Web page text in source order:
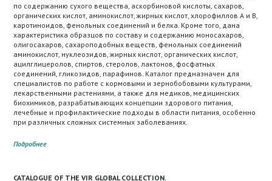
по содержанию сухого вещества, аскорбиновой кислоты, сахаров,
органических кислот, аминокислот, жирных кислот, хлорофиллов А и В,
каротиноидов, фенольных соединений и белка. Кроме того, дана
характеристика образцов по составу и содержанию моносахаров,
олигосахаров, сахароподобных веществ, фенольных соединений
аминокислот, нуклеозидов, жирных кислот, органических кислот,
ацилглицеролов, спиртов, стеролов, лактонов, фосфатных
соединений, гликозидов, парафинов. Каталог предназначен для
специалистов по работе с кормовыми и зернобобовыми культурами,
лекарственными растениями, а также для медиков, медицинских
биохимиков, разрабатывающих концепции здорового питания,
лечебные и профилактические подходы в области питания, особенно
при различных сложных системных заболеваниях.
Подробнее
CATALOGUE OF THE VIR GLOBAL COLLECTION.